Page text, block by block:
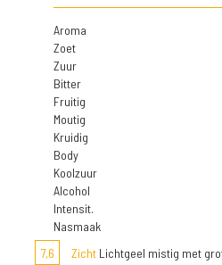
Aroma
Zoet
Zuur
Bitter
Fruitig
Moutig
Kruidig
Body
Koolzuur
Alcohol
Intensit.
Nasmaak
7,6
Zicht Lichtgeel mistig met